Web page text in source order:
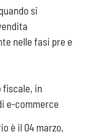
si
nelle fasi pre e
fiscale, in
e-commerce
è il 04 marzo,